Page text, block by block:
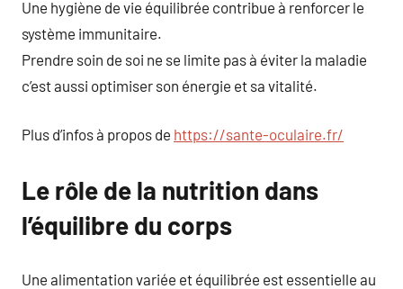
Une hygiène de vie équilibrée contribue à renforcer le
système immunitaire.
Prendre soin de soi ne se limite pas à éviter la maladie
c’est aussi optimiser son énergie et sa vitalité.
Plus d’infos à propos de https://sante-oculaire.fr/
Le rôle de la nutrition dans
l’équilibre du corps
Une alimentation variée et équilibrée est essentielle au